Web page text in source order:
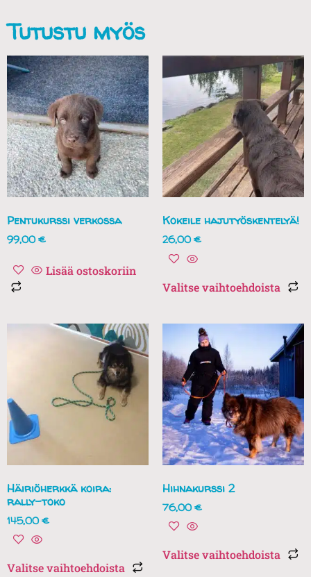
Tutustu myös
Pentukurssi verkossa
99,00€
Lisää ostoskoriin
Kokeile hajutyöskentelyä!
26,00€
Valitse vaihtoehdoista
Häiriöherkkä koira:
rally-toko
145,00€
Valitse vaihtoehdoista
Hihnakurssi 2
76,00€
Valitse vaihtoehdoista